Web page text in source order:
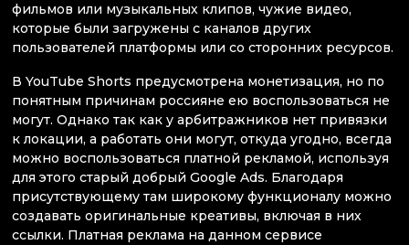
фильмов или музыкальных клипов, чужие видео,
которые были загружены с каналов других
пользователей платформы или со сторонних ресурсов.
В YouTube Shorts предусмотрена монетизация, но по
понятным причинам россияне ею воспользоваться не
могут. Однако так как у арбитражников нет привязки
к локации, а работать они могут, откуда угодно, всегда
можно воспользоваться платной рекламой, используя
для этого старый добрый Google Ads. Благодаря
присутствующему там широкому функционалу можно
создавать оригинальные креативы, включая в них
ссылки. Платная реклама на данном сервисе